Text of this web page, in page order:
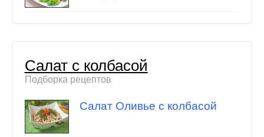
Салат с колбасой
Подборка рецептов
Салат Оливье с колбасой